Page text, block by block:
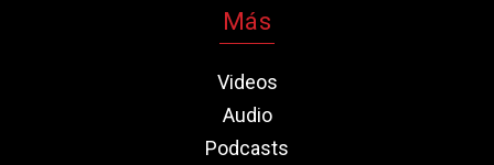
Más
Videos
Audio
Podcasts